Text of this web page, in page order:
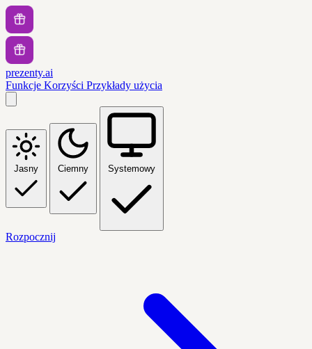
prezenty.ai
Funkcje Korzyści Przykłady użycia
Jasny Ciemny Systemowy
Rozpocznij